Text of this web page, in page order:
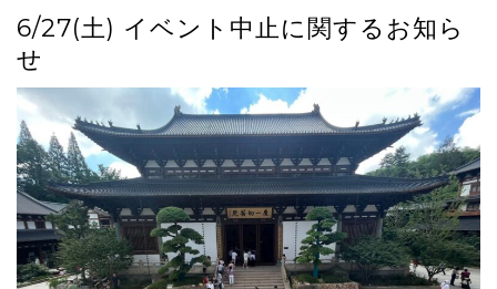
6/27(土) イベント中止に関するお知ら
せ